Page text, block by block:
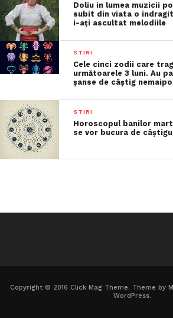
Doliu in lumea muzicii
subit din viata o
i-ați ascultat melodiile
STIRI
Cele cinci zodii care
următoarele 3 luni. Au
șanse de câștig
STIRI
Horoscopul banilor
se vor bucura de
Copyright © 2016 Click Mag Theme. Theme by
WordPress.